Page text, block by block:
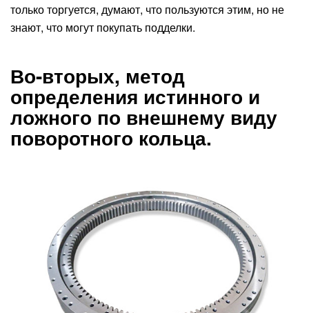
только торгуется, думают, что пользуются этим, но не
знают, что могут покупать подделки.
Во-вторых, метод
определения истинного и
ложного по внешнему виду
поворотного кольца.